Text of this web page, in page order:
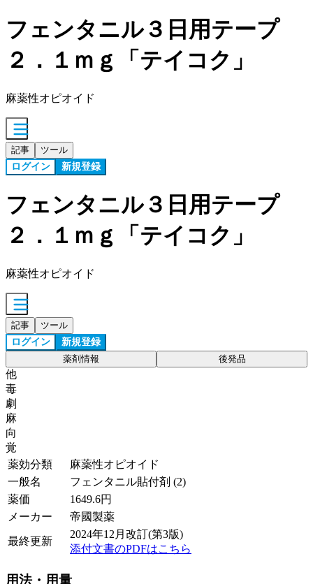
フェンタニル３日用テープ
２．１ｍｇ「テイコク」
麻薬性オピオイド
記事 ツール
ログイン 新規登録
フェンタニル３日用テープ
２．１ｍｇ「テイコク」
麻薬性オピオイド
記事 ツール
ログイン 新規登録
薬剤情報 後発品
他
毒
劇
麻
向
覚
薬効分類
麻薬性オピオイド
一般名
フェンタニル貼付剤 (2)
薬価
1649.6円
メーカー
帝國製薬
最終更新
2024年12月改訂(第3版)
添付文書のPDFはこちら
用法・用量